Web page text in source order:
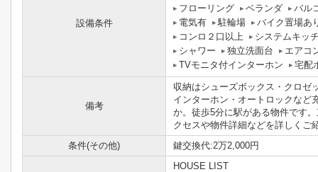
設備条件
フローリング
ベランダ
バル
電気有
駐輪場
バイク置場あ
コンロ２口以上
システムキッ
シャワー
独立洗面台
エアコ
TVモニタ付インターホン
宅配
備考
収納はシューズボックス・クロゼ
インターホン・オートロックなど
か。徒歩5分に駅がある物件です
クセスや物件詳細などを詳しくご
条件(その他)
鍵交換代:2万2,000円
HOUSE LIST